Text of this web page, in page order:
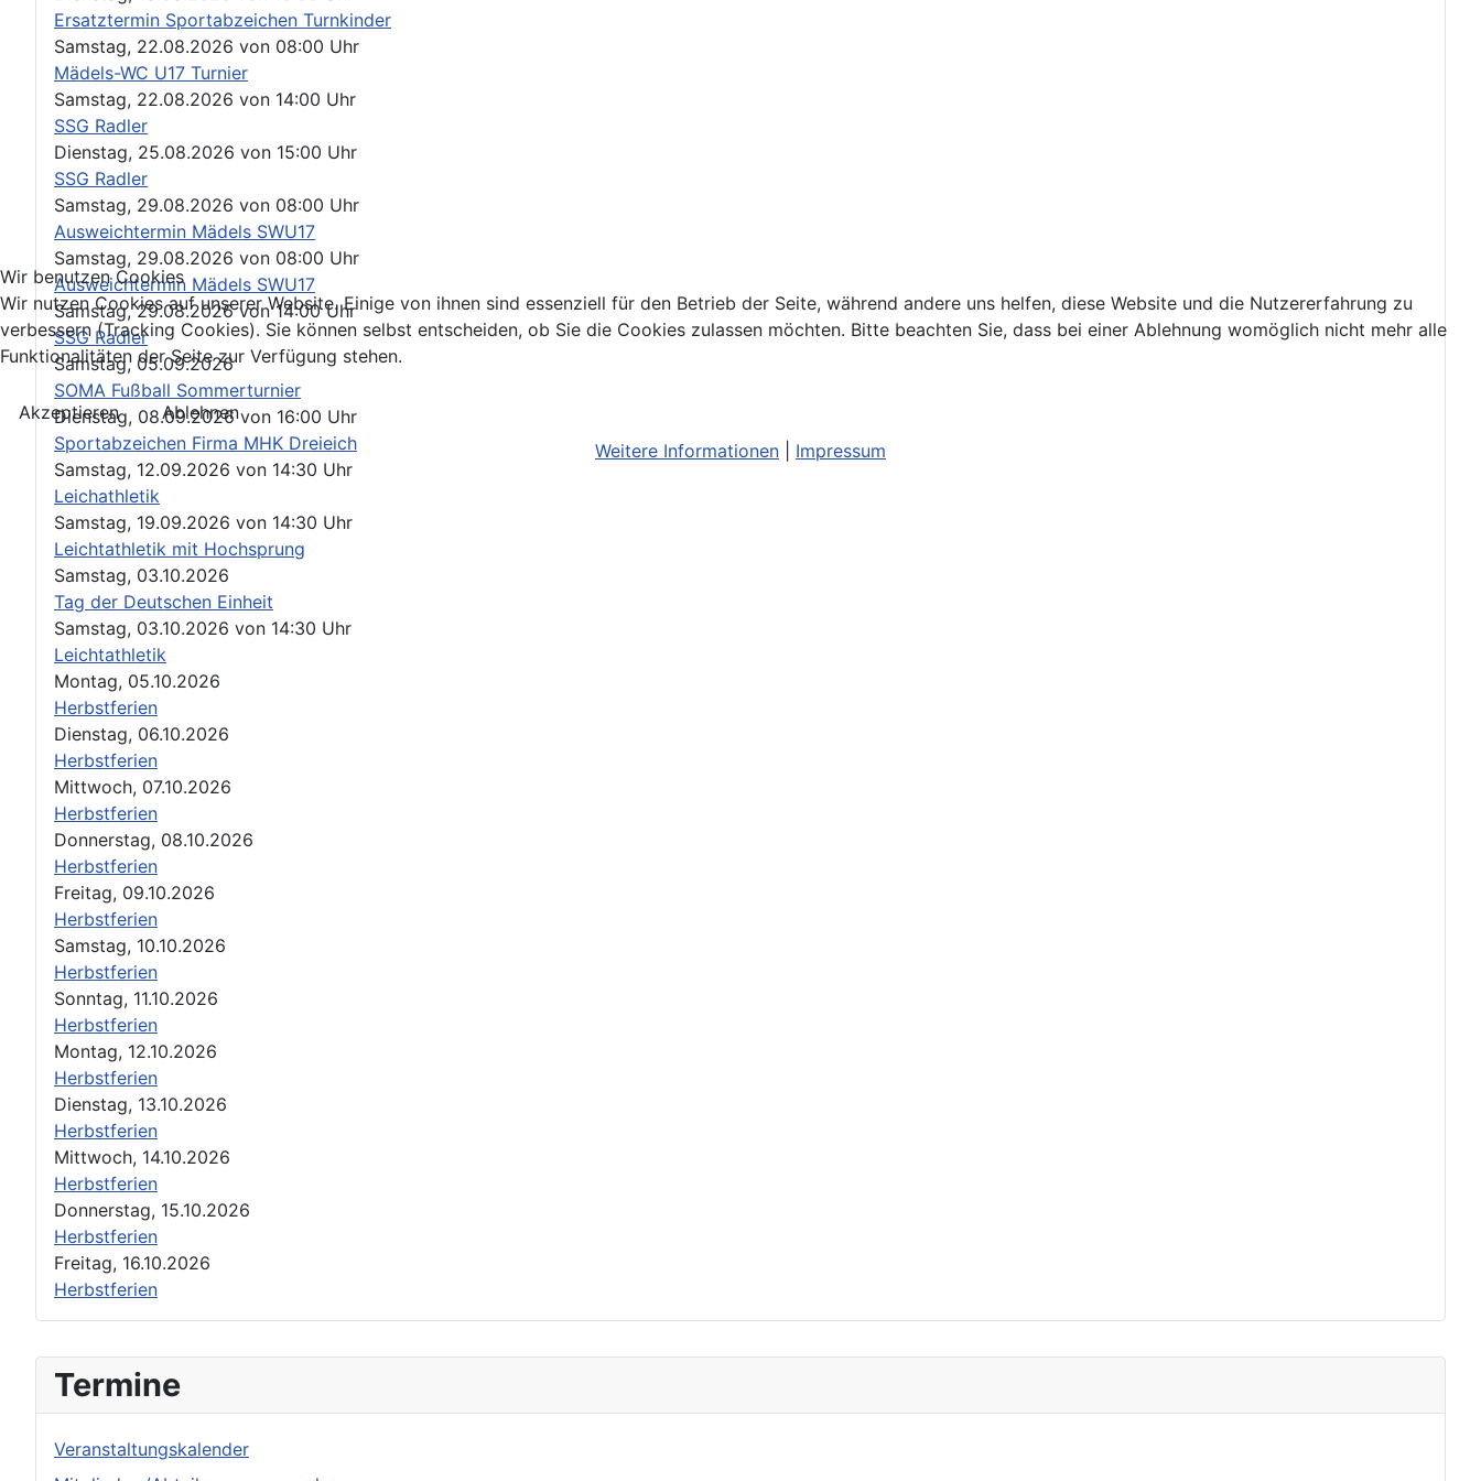
Termine
Veranstaltungskalender
Ersatztermin Sportabzeichen Turnkinder
Samstag, 22.08.2026 von 08:00 Uhr
Mädels-WC U17 Turnier
Samstag, 22.08.2026 von 14:00 Uhr
SSG Radler
Dienstag, 25.08.2026 von 15:00 Uhr
SSG Radler
Samstag, 29.08.2026 von 08:00 Uhr
Ausweichtermin Mädels SWU17
Samstag, 29.08.2026 von 08:00 Uhr
Ausweichtermin Mädels SWU17
Samstag, 29.08.2026von14:00 Uhr
SSG Radler
Samstag, 05.09.2026
SOMA Fußball Sommerturnier
Dienstag, 08.09.2026von 16:00 Uhr
Sportabzeichen Firma MHK Dreieich
Samstag, 12.09.2026 von 14:30 Uhr
Leichathletik
Samstag, 19.09.2026 von 14:30 Uhr
Leichtathletik mit Hochsprung
Samstag, 03.10.2026
Tag der Deutschen Einheit
Samstag, 03.10.2026 von 14:30 Uhr
Leichtathletik
Montag, 05.10.2026
Herbstferien
Dienstag, 06.10.2026
Herbstferien
Mittwoch, 07.10.2026
Herbstferien
Donnerstag, 08.10.2026
Herbstferien
Freitag, 09.10.2026
Herbstferien
Samstag, 10.10.2026
Herbstferien
Sonntag, 11.10.2026
Herbstferien
Montag, 12.10.2026
Herbstferien
Dienstag, 13.10.2026
Herbstferien
Mittwoch, 14.10.2026
Herbstferien
Donnerstag, 15.10.2026
Herbstferien
Freitag, 16.10.2026
Herbstferien
Wir benutzen Cookies
Wir nutzen Cookies auf unserer Website. Einige von ihnen sind essenziell für den Betrieb der Seite, während andere uns helfen, diese Website und die Nutzererfahrung zu
verbessern (Tracking Cookies). Sie können selbst entscheiden, ob Sie die Cookies zulassen möchten. Bitte beachten Sie, dass bei einer Ablehnung womöglich nicht mehr alle
Funktionalitäten der Seite zur Verfügung stehen.
Akzeptieren
Ablehnen
Weitere Informationen
Impressum